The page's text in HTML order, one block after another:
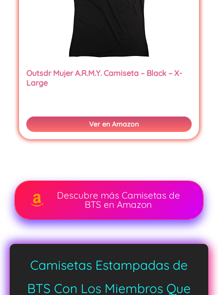
Outsdr Mujer A.R.M.Y. Camiseta – Black – X-
Large
Ver en Amazon
Descubre más Camisetas de
BTS en Amazon
Camisetas Estampadas de
BTS Con Los Miembros Que